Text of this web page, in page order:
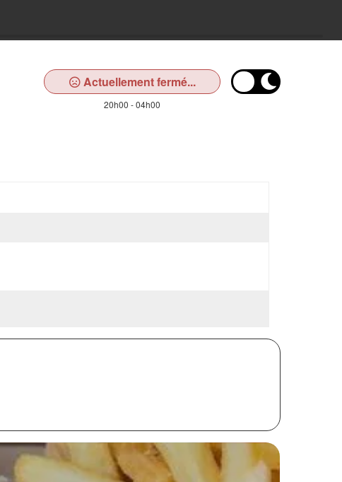
Actuellement fermé...
20h00 - 04h00